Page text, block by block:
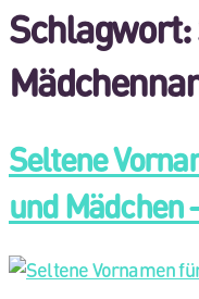
Schlagwort:
Seltene
und Mädchen